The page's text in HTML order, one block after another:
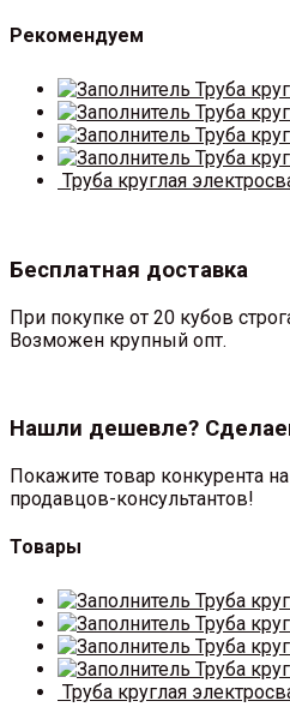
Рекомендуем
Труба
Труба
Труба
Труба
Труба круглая
Бесплатная доставка
При покупке от 20 кубов
Возможен крупный опт.
Нашли дешевле?
Покажите товар конкурента
продавцов-консультантов!
Товары
Труба
Труба
Труба
Труба
Труба круглая